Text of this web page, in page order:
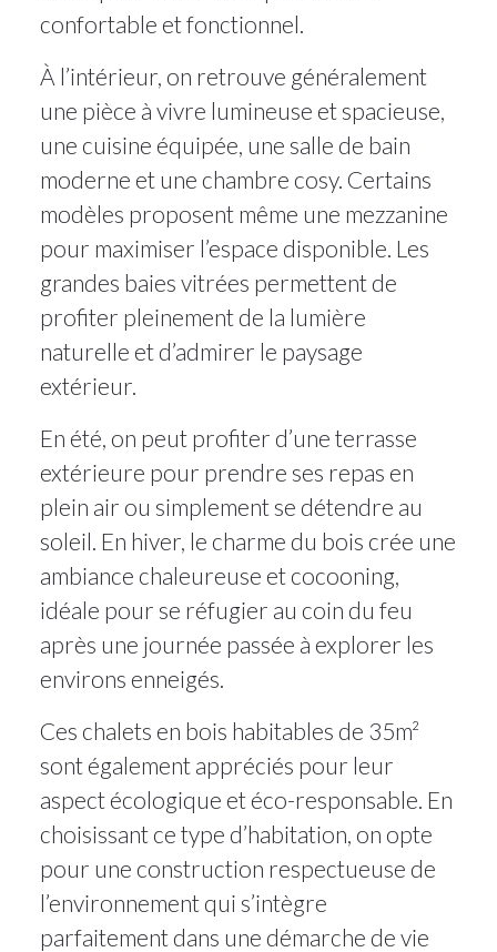
confortable et fonctionnel.
À l’intérieur, on retrouve généralement
une pièce à vivre lumineuse et spacieuse,
une cuisine équipée, une salle de bain
moderne et une chambre cosy. Certains
modèles proposent même une mezzanine
pour maximiser l’espace disponible. Les
grandes baies vitrées permettent de
profiter pleinement de la lumière
naturelle et d’admirer le paysage
extérieur.
En été, on peut profiter d’une terrasse
extérieure pour prendre ses repas en
plein air ou simplement se détendre au
soleil. En hiver, le charme du bois crée une
ambiance chaleureuse et cocooning,
idéale pour se réfugier au coin du feu
après une journée passée à explorer les
environs enneigés.
Ces chalets en bois habitables de 35m²
sont également appréciés pour leur
aspect écologique et éco-responsable. En
choisissant ce type d’habitation, on opte
pour une construction respectueuse de
l’environnement qui s’intègre
parfaitement dans une démarche de vie